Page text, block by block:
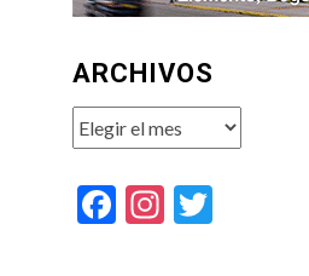
ARCHIVOS
Archivos
Facebook
Instagram